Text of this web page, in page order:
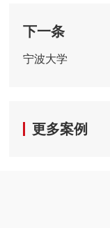
下一条
宁波大学
更多案例